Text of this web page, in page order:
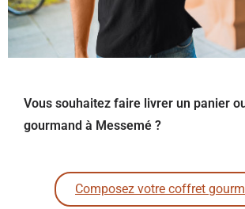
Vous souhaitez faire livrer un panier
gourmand à Messemé ?
Composez votre coffret